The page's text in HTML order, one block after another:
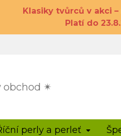
Klasiky tvůrců v akci
Platí do
obchod ✴
perly a perleť